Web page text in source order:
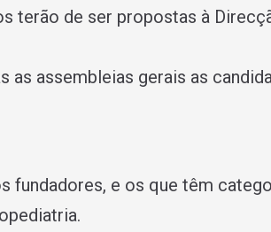
terão de ser propostas à
as assembleias gerais as
fundadores, e os que têm